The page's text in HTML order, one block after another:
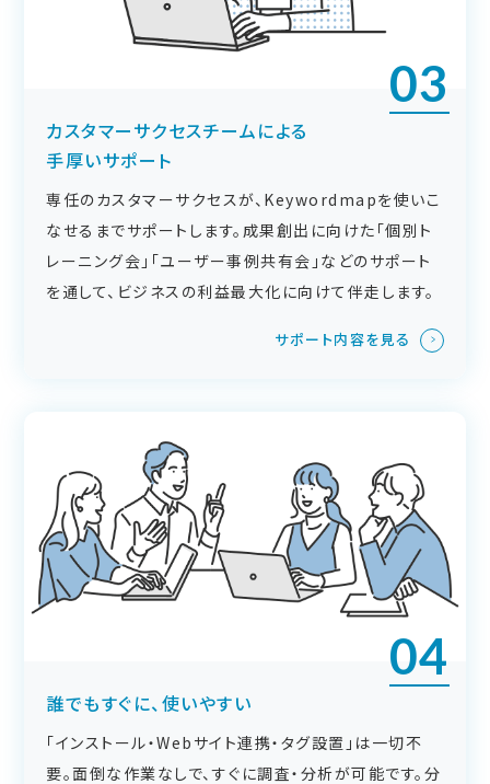
03
カスタマーサクセスチームによる
手厚いサポート
専任のカスタマーサクセスが、Keywordmapを使いこ
なせるまでサポートします。成果創出に向けた「個別ト
レーニング会」「ユーザー事例共有会」などのサポート
を通して、ビジネスの利益最大化に向けて伴走します。
サポート内容を見る
04
誰でもすぐに、使いやすい
「インストール・Webサイト連携・タグ設置」は一切不
要。面倒な作業なしで、すぐに調査・分析が可能です。分